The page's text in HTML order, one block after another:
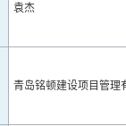
袁杰
青岛铭顿建设项目管理